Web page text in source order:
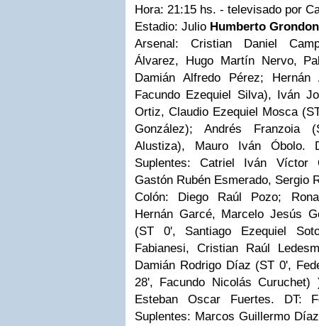
Hora: 21:15 hs. - televisado por
Estadio: Julio Humberto
Arsenal: Cristian Daniel
Álvarez, Hugo Martín Nervo,
Damián Alfredo Pérez;
Facundo Ezequiel Silva), Iván
Ortiz, Claudio Ezequiel Mosca
González); Andrés Franzoia
Alustiza), Mauro Iván Óbolo.
Suplentes: Catriel Iván Víctor
Gastón Rubén Esmerado, Sergio
Colón: Diego Raúl Pozo;
Hernán Garcé, Marcelo Jesús
(ST 0', Santiago Ezequiel
Fabianesi, Cristian Raúl
Damián Rodrigo Díaz (ST 0',
28', Facundo Nicolás
Esteban Oscar Fuertes. DT:
Suplentes: Marcos Guillermo